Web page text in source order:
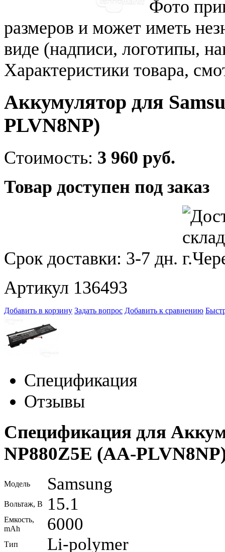
Фото
размеров и может иметь
виде (надписи, логотипы,
Характеристики товара,
Аккумулятор для
PLVN8NP)
Стоимость: 3 960 руб.
Товар доступен под заказ
Срок доставки: 3-7 дн.
Артикул 136493
Добавить в корзину Задать вопрос Добавить к сравнению
Спецификация
Отзывы
Спецификация для
NP880Z5E (AA-
Модель Samsung
Вольтаж, В 15.1
Емкость,
mAh
6000
Тип Li-polymer